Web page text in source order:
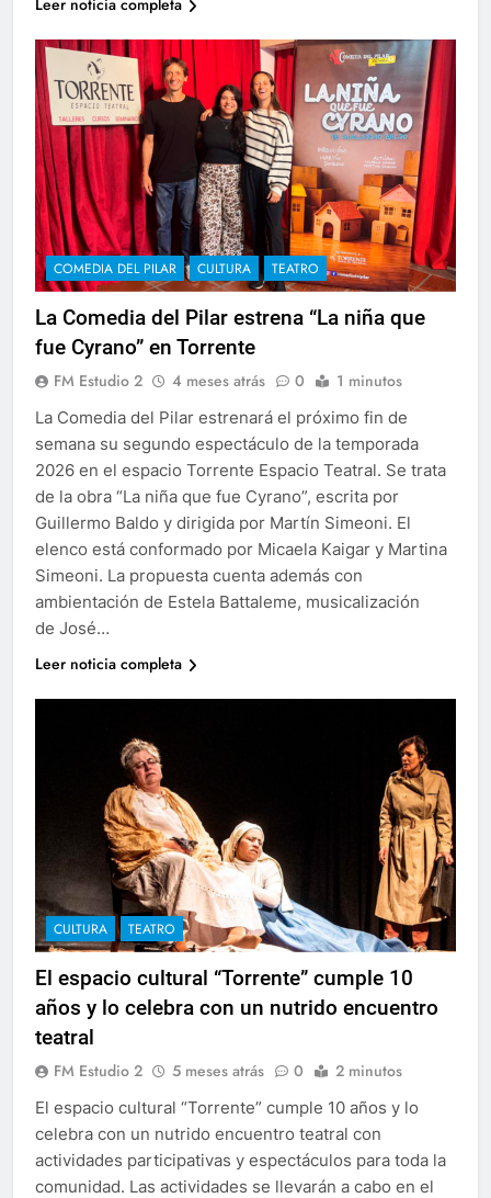
COMEDIA DEL PILAR CULTURA TEATRO
La Comedia del Pilar estrena “La niña que
fue Cyrano” en Torrente
FM Estudio 2 4 meses atrás 0 1 minutos
La Comedia del Pilar estrenará el próximo fin de
semana su segundo espectáculo de la temporada
2026 en el espacio Torrente Espacio Teatral. Se trata
de la obra “La niña que fue Cyrano”, escrita por
Guillermo Baldo y dirigida por Martín Simeoni. El
elenco está conformado por Micaela Kaigar y Martina
Simeoni. La propuesta cuenta además con
ambientación de Estela Battaleme, musicalización
de José…
Leer noticia completa
CULTURA TEATRO
El espacio cultural “Torrente” cumple 10
años y lo celebra con un nutrido encuentro
teatral
FM Estudio 2 5 meses atrás 0 2 minutos
El espacio cultural “Torrente” cumple 10 años y lo
celebra con un nutrido encuentro teatral con
actividades participativas y espectáculos para toda la
comunidad. Las actividades se llevarán a cabo en el